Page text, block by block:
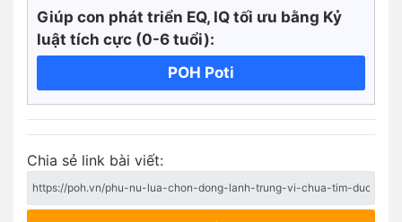
Giúp con phát triển EQ, IQ tối ưu bằng Kỷ
luật tích cực (0-6 tuổi):
POH Poti
Chia sẻ link bài viết: